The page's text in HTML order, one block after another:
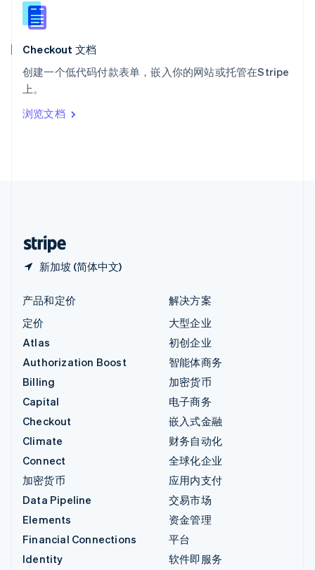
Checkout 文档
创建一个低代码付款表单，嵌入你的网站或托管在Stripe
上。
浏览文档
新加坡 (简体中文)
English
新西兰
匈牙利
意大利
印度
English
产品和定价
定价
Atlas
Authorization Boost
Billing
Capital
Checkout
Climate
Connect
加密货币
Data Pipeline
Elements
Financial Connections
Identity
解决方案
大型企业
初创企业
智能体商务
加密货币
电子商务
嵌入式金融
财务自动化
全球化企业
应用内支付
交易市场
资金管理
平台
软件即服务